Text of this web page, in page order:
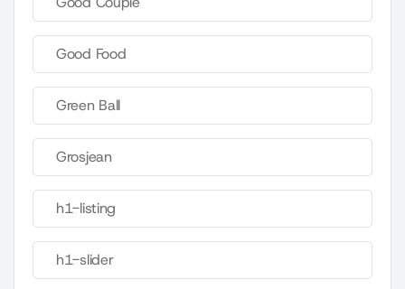
Good Food
Green Ball
Grosjean
h1-listing
h1-slider